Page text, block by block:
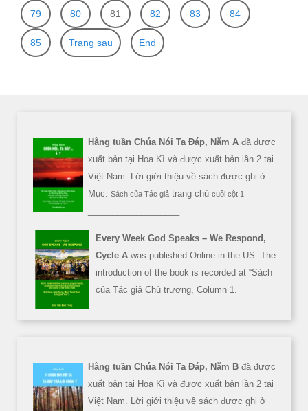
79 80 81 82 83 84
85 Trang sau End
Hằng tuần Chúa Nói Ta Đáp, Năm A đã được
xuất bản tại Hoa Kì và được xuất bản lần 2 tại
Việt Nam. Lời giới thiệu về sách được ghi ở
Mục: Sách của Tác giả trang chủ cuối cột 1
Every Week God Speaks – We Respond,
Cycle A was published Online in the US. The
introduction of the book is recorded at “Sách
của Tác giả Chủ trương, Column 1.
Hằng tuần Chúa Nói Ta Đáp, Năm B đã được
xuất bản tại Hoa Kì và được xuất bản lần 2 tại
Việt Nam. Lời giới thiệu về sách được ghi ở